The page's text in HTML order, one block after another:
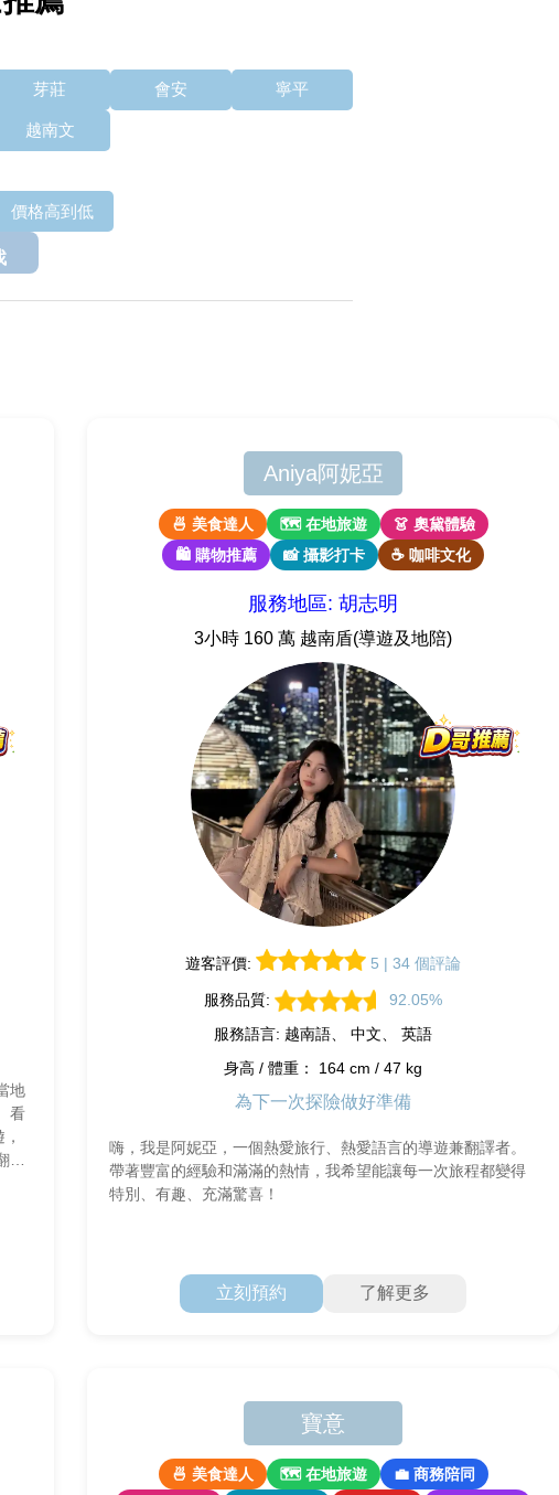
芽莊 會安 寧平
越南文
價格高到低
地
看
Aniya阿妮亞
🍜 美食達人 🗺 在地旅遊
👗 奧黛體驗
🛍 購物推薦
📸 攝影打卡 ☕ 咖啡文化
服務地區: 胡志明
3小時 160 萬 越南盾(導遊及地陪)
遊客評價: 5 | 34 個評論
服務品質:
92.05%
服務語言: 越南語、 中文、 英語
身高 / 體重： 164 cm / 47 kg
為下一次探險做好準備
嗨，我是阿妮亞，一個熱愛旅行、熱愛語言的導遊兼翻譯者。
帶著豐富的經驗和滿滿的熱情，我希望能讓每一次旅程都變得
特別、有趣、充滿驚喜！
立刻預約 了解更多
寶意
🍜 美食達人 🗺 在地旅遊
💼 商務陪同